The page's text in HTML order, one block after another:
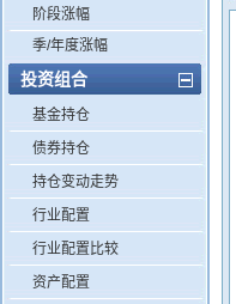
阶段涨幅
季/年度涨幅
投资组合
基金持仓
债券持仓
持仓变动走势
行业配置
行业配置比较
资产配置